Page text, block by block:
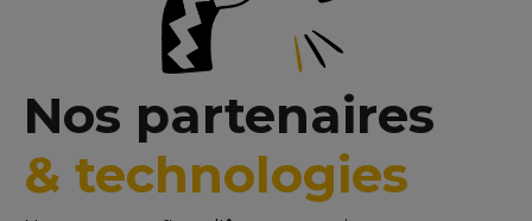
Nos partenaires
& technologies